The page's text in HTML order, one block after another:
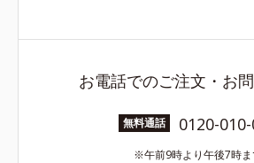
お電話でのご注文・お
無料通話 0120-
午前9時より午後7時